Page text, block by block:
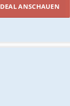
DEAL ANSCHAUEN